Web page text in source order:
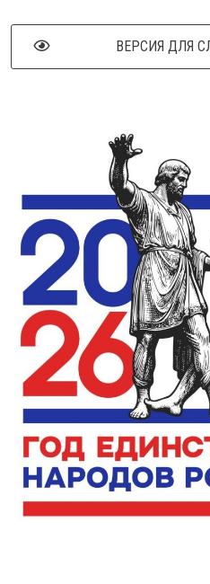
ВЕРСИЯ ДЛЯ